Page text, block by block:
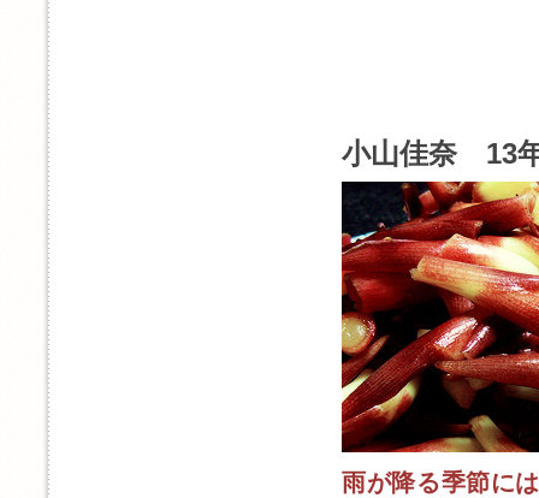
小山佳奈 13
雨が降る季節に